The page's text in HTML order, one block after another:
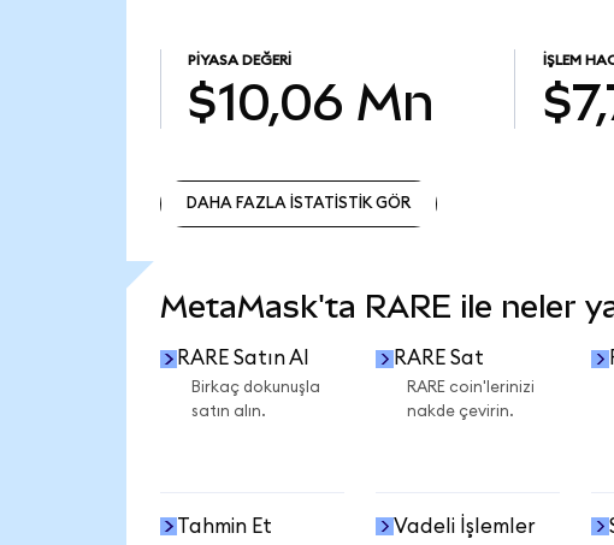
PIYASA DEĞERI
$10,06 Mn
İŞLEM
DAHA FAZLA İSTATİSTİK GÖR
MetaMask'ta RARE ile neler
RARE Satın Al
Birkaç dokunuşla
satın alın.
RARE Sat
RARE coin'lerinizi
nakde çevirin.
Tahmin Et Vadeli İşlemler